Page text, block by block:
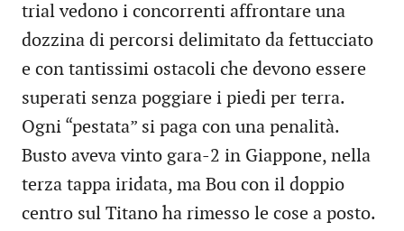
trial vedono i concorrenti affrontare una
dozzina di percorsi delimitato da fettucciato
e con tantissimi ostacoli che devono essere
superati senza poggiare i piedi per terra.
Ogni “pestata” si paga con una penalità.
Busto aveva vinto gara-2 in Giappone, nella
terza tappa iridata, ma Bou con il doppio
centro sul Titano ha rimesso le cose a posto.